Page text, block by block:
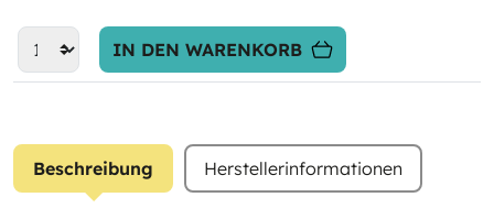
IN DEN WARENKORB
Beschreibung Herstellerinformationen